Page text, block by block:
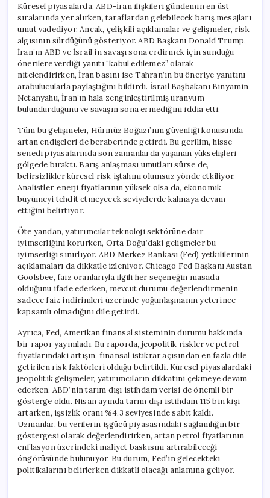
için
Küresel piyasalarda, ABD-İran ilişkileri gündemin en üst
sıralarında yer alırken, taraflardan gelebilecek barış mesajları
umut vadediyor. Ancak, çelişkili açıklamalar ve gelişmeler, risk
algısının sürdüğünü gösteriyor. ABD Başkanı Donald Trump,
İran’ın ABD ve İsrail’in savaşı sona erdirmek için sunduğu
önerilere verdiği yanıtı “kabul edilemez” olarak
nitelendirirken, İran basını ise Tahran’ın bu öneriye yanıtını
arabulucularla paylaştığını bildirdi. İsrail Başbakanı Binyamin
Netanyahu, İran’ın hala zenginleştirilmiş uranyum
bulundurduğunu ve savaşın sona ermediğini iddia etti.
Tüm bu gelişmeler, Hürmüz Boğazı’nın güvenliği konusunda
artan endişeleri de beraberinde getirdi. Bu gerilim, hisse
senedi piyasalarında son zamanlarda yaşanan yükselişleri
gölgede bıraktı. Barış anlaşması umutları sürse de,
belirsizlikler küresel risk iştahını olumsuz yönde etkiliyor.
Analistler, enerji fiyatlarının yüksek olsa da, ekonomik
büyümeyi tehdit etmeyecek seviyelerde kalmaya devam
ettiğini belirtiyor.
Öte yandan, yatırımcılar teknoloji sektörüne dair
iyimserliğini korurken, Orta Doğu’daki gelişmeler bu
iyimserliği sınırlıyor. ABD Merkez Bankası (Fed) yetkililerinin
açıklamaları da dikkatle izleniyor. Chicago Fed Başkanı Austan
Goolsbee, faiz oranlarıyla ilgili her seçeneğin masada
olduğunu ifade ederken, mevcut durumu değerlendirmenin
sadece faiz indirimleri üzerinde yoğunlaşmanın yeterince
kapsamlı olmadığını dile getirdi.
Ayrıca, Fed, Amerikan finansal sisteminin durumu hakkında
bir rapor yayımladı. Bu raporda, jeopolitik riskler ve petrol
fiyatlarındaki artışın, finansal istikrar açısından en fazla dile
getirilen risk faktörleri olduğu belirtildi. Küresel piyasalardaki
jeopolitik gelişmeler, yatırımcıların dikkatini çekmeye devam
ederken, ABD’nin tarım dışı istihdam verisi de önemli bir
gösterge oldu. Nisan ayında tarım dışı istihdam 115 bin kişi
artarken, işsizlik oranı %4,3 seviyesinde sabit kaldı.
Uzmanlar, bu verilerin işgücü piyasasındaki sağlamlığın bir
göstergesi olarak değerlendirirken, artan petrol fiyatlarının
enflasyon üzerindeki maliyet baskısını artırabileceği
öngörüsünde bulunuyor. Bu durum, Fed’in gelecekteki
politikalarını belirlerken dikkatli olacağı anlamına geliyor.